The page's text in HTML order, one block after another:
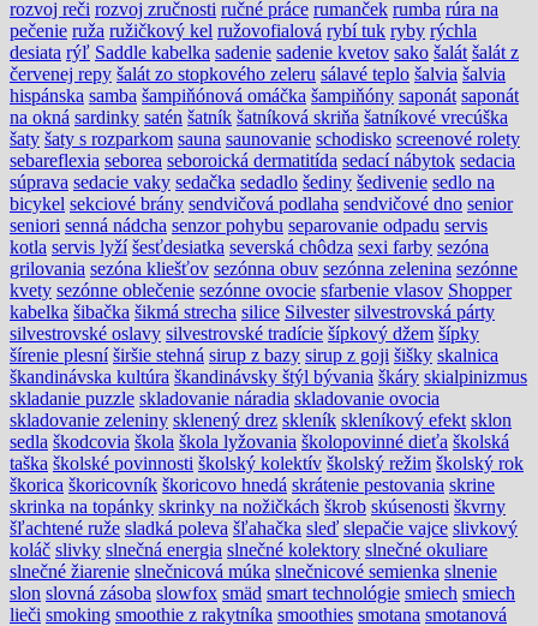
rozvoj reči rozvoj zručnosti ručné práce rumanček rumba rúra na
pečenie ruža ružičkový kel ružovofialová rybí tuk ryby rýchla
desiata rýľ Saddle kabelka sadenie sadenie kvetov sako šalát šalát z
červenej repy šalát zo stopkového zeleru sálavé teplo šalvia šalvia
hispánska samba šampiňónová omáčka šampiňóny saponát saponát
na okná sardinky satén šatník šatníková skriňa šatníkové vrecúška
šaty šaty s rozparkom sauna saunovanie schodisko screenové rolety
sebareflexia seborea seboroická dermatitída sedací nábytok sedacia
súprava sedacie vaky sedačka sedadlo šediny šedivenie sedlo na
bicykel sekciové brány sendvičová podlaha sendvičové dno senior
seniori senná nádcha senzor pohybu separovanie odpadu servis
kotla servis lyží šesťdesiatka severská chôdza sexi farby sezóna
grilovania sezóna kliešťov sezónna obuv sezónna zelenina sezónne
kvety sezónne oblečenie sezónne ovocie sfarbenie vlasov Shopper
kabelka šibačka šikmá strecha silice Silvester silvestrovská párty
silvestrovské oslavy silvestrovské tradície šípkový džem šípky
šírenie plesní širšie stehná sirup z bazy sirup z goji šišky skalnica
škandinávska kultúra škandinávsky štýl bývania škáry skialpinizmus
skladanie puzzle skladovanie náradia skladovanie ovocia
skladovanie zeleniny sklenený drez skleník skleníkový efekt sklon
sedla škodcovia škola škola lyžovania školopovinné dieťa školská
taška školské povinnosti školský kolektív školský režim školský rok
škorica škoricovník škoricovo hnedá skrátenie pestovania skrine
skrinka na topánky skrinky na nožičkách škrob skúsenosti škvrny
šľachtené ruže sladká poleva šľahačka sleď slepačie vajce slivkový
koláč slivky slnečná energia slnečné kolektory slnečné okuliare
slnečné žiarenie slnečnicová múka slnečnicové semienka slnenie
slon slovná zásoba slowfox smäd smart technológie smiech smiech
lieči smoking smoothie z rakytníka smoothies smotana smotanová